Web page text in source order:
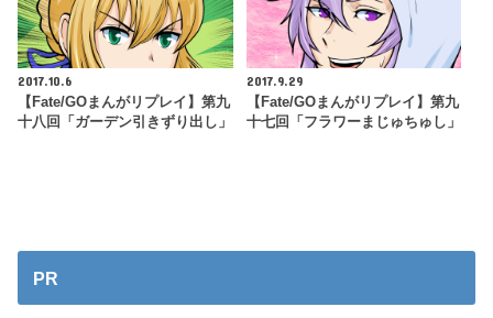
2017.10.6
【Fate/GOまんがリプレイ】第九
十八回「ガーデン引きずり出し」
2017.9.29
【Fate/GOまんがリプレイ】第九
十七回「フラワーまじゅちゅし」
PR